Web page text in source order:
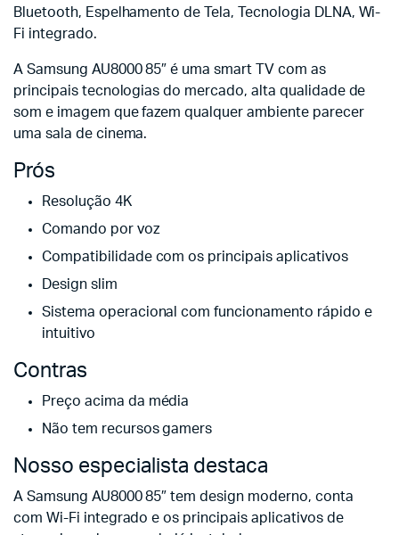
Bluetooth, Espelhamento de Tela, Tecnologia DLNA, Wi-
Fi integrado.
A Samsung AU8000 85″ é uma smart TV com as
principais tecnologias do mercado, alta qualidade de
som e imagem que fazem qualquer ambiente parecer
uma sala de cinema.
Prós
Resolução 4K
Comando por voz
Compatibilidade com os principais aplicativos
Design slim
Sistema operacional com funcionamento rápido e
intuitivo
Contras
Preço acima da média
Não tem recursos gamers
Nosso especialista destaca
A Samsung AU8000 85″ tem design moderno, conta
com Wi-Fi integrado e os principais aplicativos de